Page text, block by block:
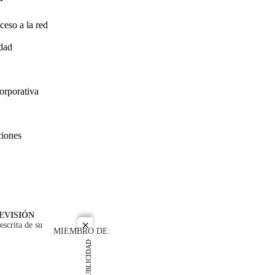
close
PUBLICIDAD
a la red
de su
MIEMBRO DE: